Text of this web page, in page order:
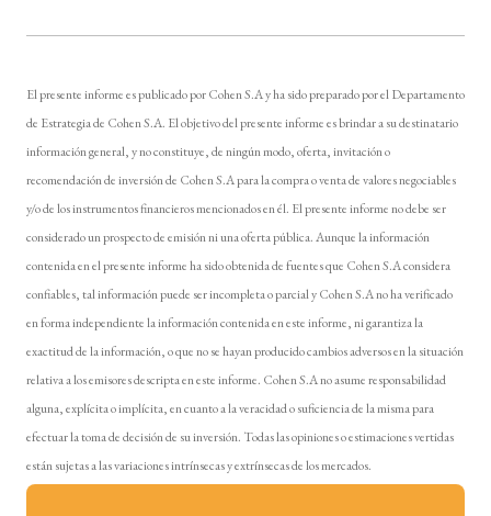
El presente informe es publicado por Cohen S.A y ha sido preparado por el Departamento
de Estrategia de Cohen S.A. El objetivo del presente informe es brindar a su destinatario
información general, y no constituye, de ningún modo, oferta, invitación o
recomendación de inversión de Cohen S.A para la compra o venta de valores negociables
y/o de los instrumentos financieros mencionados en él. El presente informe no debe ser
considerado un prospecto de emisión ni una oferta pública. Aunque la información
contenida en el presente informe ha sido obtenida de fuentes que Cohen S.A considera
confiables, tal información puede ser incompleta o parcial y Cohen S.A no ha verificado
en forma independiente la información contenida en este informe, ni garantiza la
exactitud de la información, o que no se hayan producido cambios adversos en la situación
relativa a los emisores descripta en este informe. Cohen S.A no asume responsabilidad
alguna, explícita o implícita, en cuanto a la veracidad o suficiencia de la misma para
efectuar la toma de decisión de su inversión. Todas las opiniones o estimaciones vertidas
están sujetas a las variaciones intrínsecas y extrínsecas de los mercados.